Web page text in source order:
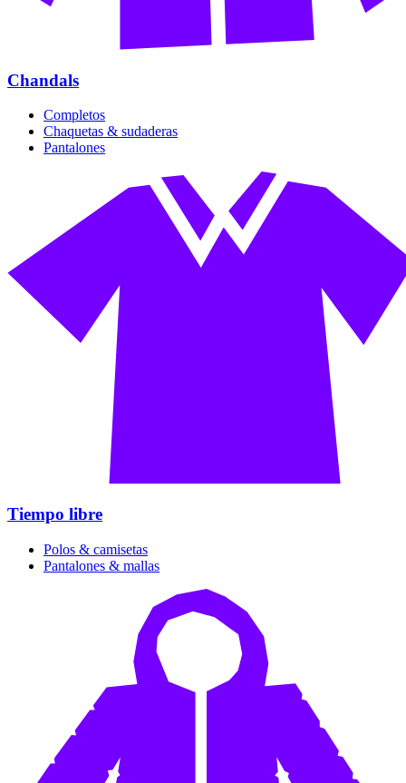
Chandals
Completos
Chaquetas & sudaderas
Pantalones
Tiempo libre
Polos & camisetas
Pantalones & mallas